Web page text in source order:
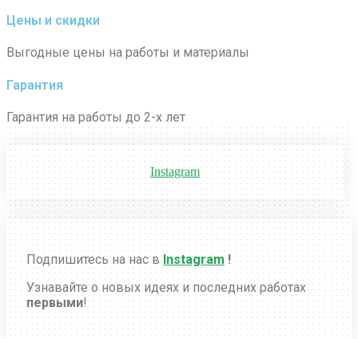
Цены и скидки
Выгодные цены на работы и материалы
Гарантия
Гарантия на работы до 2-х лет
Instagram
Подпишитесь на нас вInstagram !
Узнавайте о новых идеях и последних работах
первыми!